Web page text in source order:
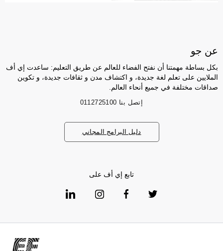
عن جو
بكل بساطة مهمتنا أن نفتح الفضاء للعالم عن طريق التعليم: ساعدت إي أف
الملايين على تعلم لغة جديدة، و اكتشاف مدن و ثقافات جديدة، و تكوين
صداقات مختلفة في جميع أنحاء العالم.
إتصل بنا 0112725100
دليل البرامج المجاني
تابع إي أف على